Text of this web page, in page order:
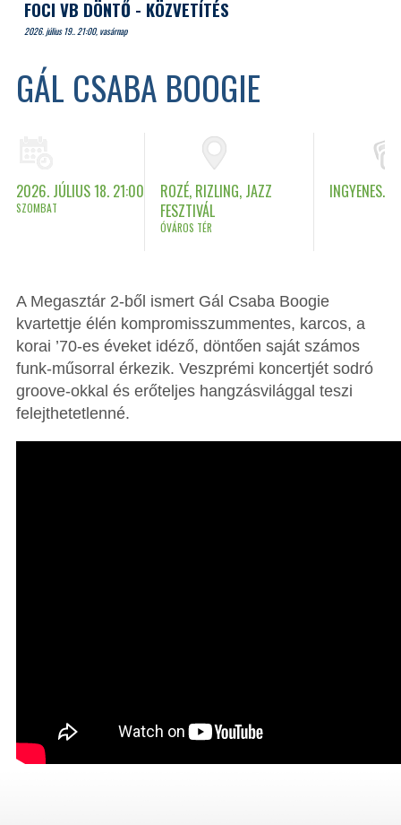
GÁL CSABA BOOGIE
2026. JÚLIUS 18. 21:00
SZOMBAT
ROZÉ, RIZLING, JAZZ
FESZTIVÁL
ÓVÁROS TÉR
INGYENES.
A Megasztár 2-ből ismert Gál Csaba Boogie
kvartettje élén kompromisszummentes, karcos, a
korai ’70-es éveket idéző, döntően saját számos
funk-műsorral érkezik. Veszprémi koncertjét sodró
groove-okkal és erőteljes hangzásvilággal teszi
felejthetetlenné.
FOCI VB DÖNTŐ - KÖZVETÍTÉS
2026. július 19.. 21:00, vasárnap